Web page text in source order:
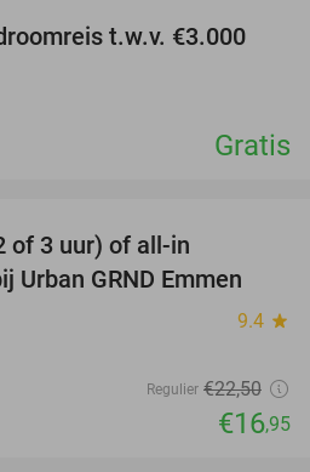
t.w.v. €3.000
Gratis
of 3 uur) of all-in
Urban GRND Emmen
9.4 star
Regulier €22,50
€16,95